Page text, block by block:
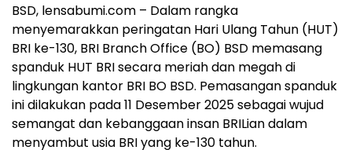
BSD, lensabumi.com – Dalam rangka
menyemarakkan peringatan Hari Ulang Tahun (HUT)
BRI ke-130, BRI Branch Office (BO) BSD memasang
spanduk HUT BRI secara meriah dan megah di
lingkungan kantor BRI BO BSD. Pemasangan spanduk
ini dilakukan pada 11 Desember 2025 sebagai wujud
semangat dan kebanggaan insan BRILian dalam
menyambut usia BRI yang ke-130 tahun.